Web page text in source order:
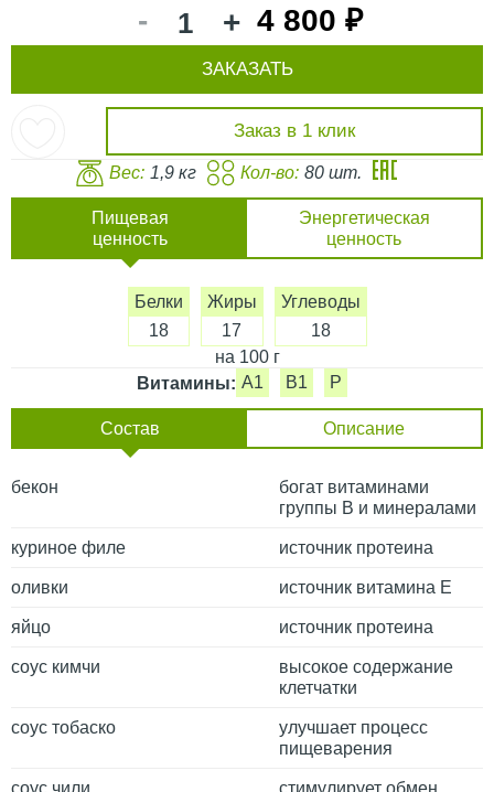
- + 4 800 ₽
Заказ в 1 клик
ЗАКАЗАТЬ
Вес: 1,9 кг Кол-во: 80 шт.
Пищевая
ценность
Энергетическая
ценность
Белки
18
Жиры
17
Углеводы
18
на 100 г
Витамины: A1 B1 P
Состав Описание
бекон
богат витаминами
группы B и минералами
куриное филе источник протеина
оливки источник витамина Е
яйцо источник протеина
соус кимчи
высокое содержание
клетчатки
соус тобаско
улучшает процесс
пищеварения
соус чили
стимулирует обмен